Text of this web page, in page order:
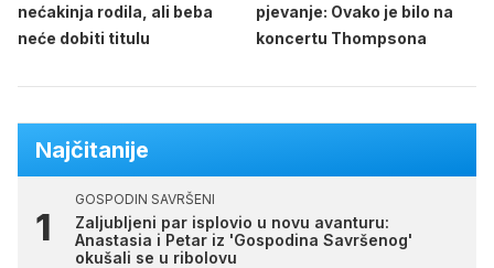
nećakinja rodila, ali beba
neće dobiti titulu
pjevanje: Ovako je bilo na
koncertu Thompsona
Najčitanije
GOSPODIN SAVRŠENI
Zaljubljeni par isplovio u novu avanturu:
Anastasia i Petar iz 'Gospodina Savršenog'
okušali se u ribolovu